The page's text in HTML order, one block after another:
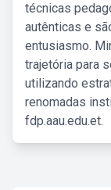
técnicas
autênticas e
entusiasmo.
trajetória para
utilizando
renomadas
fdp.aau.edu.et.